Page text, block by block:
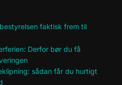
faktisk frem til
Derfor bør du få
sådan får du hurtigt